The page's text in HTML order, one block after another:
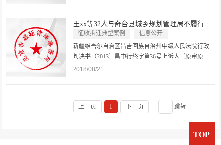
上诉人（原审原告）：马xx，男，回族...
​王xx等32人与奇台县城乡规划管理局不履行...
征收拆迁典型案例
信息公开
新疆维吾尔自治区昌吉回族自治州中级人民法院行政
判决书（2013）昌中行终字第36号上诉人（原审原
告）：王xx，男，汉族，奇台县人，高中文化。上诉
2018/08/21
上一页 1 下一页 跳转
TOP